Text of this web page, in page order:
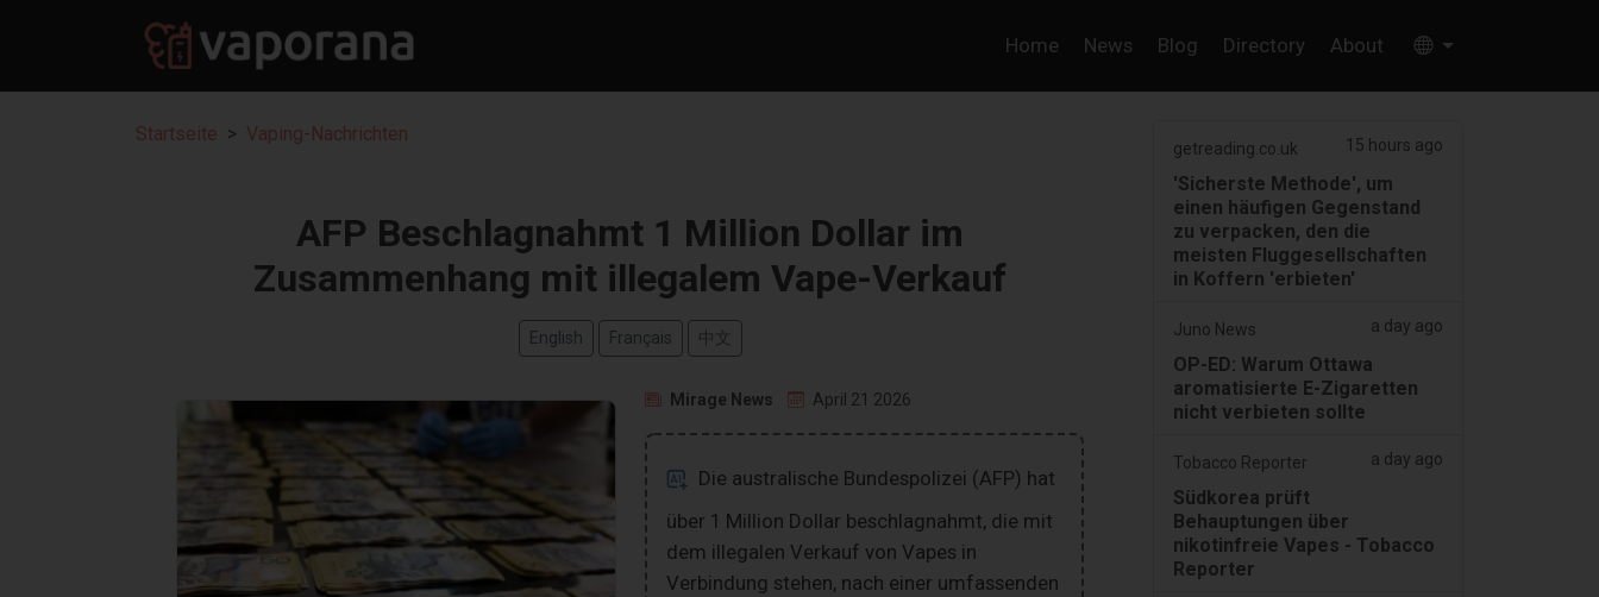
Home News Blog Directory About
Startseite Vaping-Nachrichten
AFP Beschlagnahmt 1 Million Dollar im
Zusammenhang mit illegalem Vape-Verkauf
English Français 中文
Mirage News April 21 2026
Die australische Bundespolizei (AFP) hat
über 1 Million Dollar beschlagnahmt, die mit
dem illegalen Verkauf von Vapes in
Verbindung stehen, nach einer umfassenden
getreading.co.uk 15 hours ago
'Sicherste Methode', um
einen häufigen Gegenstand
zu verpacken, den die
meisten Fluggesellschaften
in Koffern 'erbieten'
Juno News a day ago
OP-ED: Warum Ottawa
aromatisierte E-Zigaretten
nicht verbieten sollte
Tobacco Reporter a day ago
Südkorea prüft
Behauptungen über
nikotinfreie Vapes - Tobacco
Reporter